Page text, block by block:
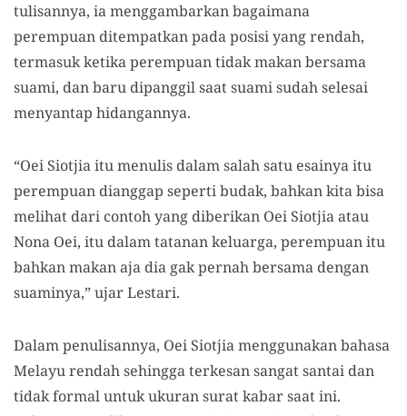
tulisannya, ia menggambarkan bagaimana
perempuan ditempatkan pada posisi yang rendah,
termasuk ketika perempuan tidak makan bersama
suami, dan baru dipanggil saat suami sudah selesai
menyantap hidangannya.
“Oei Siotjia itu menulis dalam salah satu esainya itu
perempuan dianggap seperti budak, bahkan kita bisa
melihat dari contoh yang diberikan Oei Siotjia atau
Nona Oei, itu dalam tatanan keluarga, perempuan itu
bahkan makan aja dia gak pernah bersama dengan
suaminya,” ujar Lestari.
Dalam penulisannya, Oei Siotjia menggunakan bahasa
Melayu rendah sehingga terkesan sangat santai dan
tidak formal untuk ukuran surat kabar saat ini.